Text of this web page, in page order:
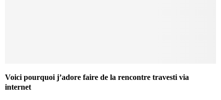
Voici pourquoi j’adore faire de la rencontre travesti via
internet